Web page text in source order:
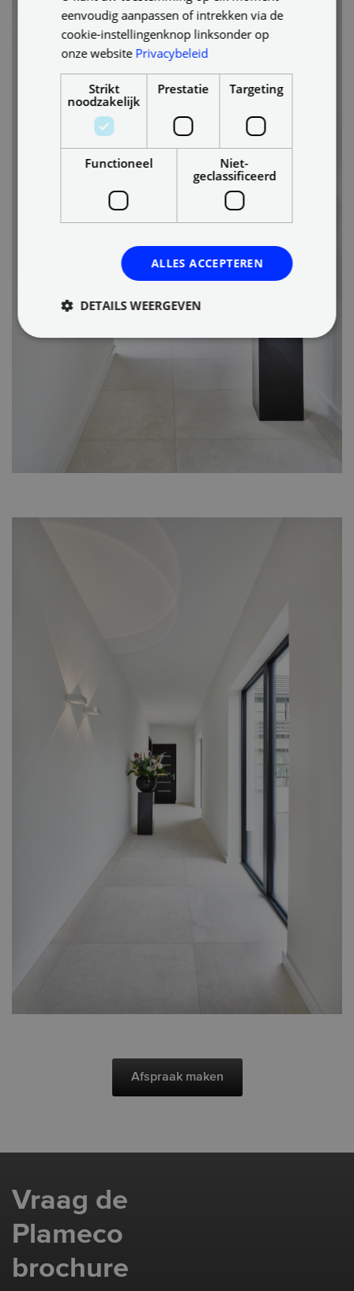
Afspraak maken
Vraag de
Plameco
brochure
eenvoudig aanpassen of intrekken via de
cookie-instellingenknop linksonder op
onze website Privacybeleid
Strikt
noodzakelijk
Prestatie Targeting
Functioneel
Niet-
geclassificeerd
ALLES ACCEPTEREN
DETAILS WEERGEVEN